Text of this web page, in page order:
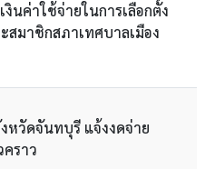
นค่าใช้จ่ายในการเลือกตั้ง
สมาชิกสภาเทศบาลเมือง
วัดจันทบุรี แจ้งงดจ่าย
ราว